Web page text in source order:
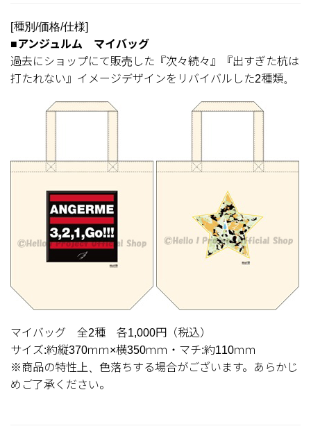
[種別/価格/仕様]
■アンジュルム マイバッグ
過去にショップにて販売した『次々続々』『出すぎた杭は
打たれない』イメージデザインをリバイバルした2種類。
マイバッグ 全2種 各1,000円（税込）
サイズ:約縦370ｍｍ×横350ｍｍ・マチ:約110ｍｍ
※商品の特性上、色落ちする場合がございます。あらかじ
めご了承ください。